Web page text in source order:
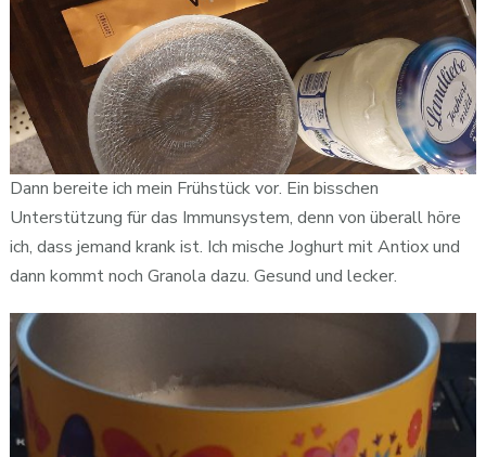
Dann bereite ich mein Frühstück vor. Ein bisschen
Unterstützung für das Immunsystem, denn von überall höre
ich, dass jemand krank ist. Ich mische Joghurt mit Antiox und
dann kommt noch Granola dazu. Gesund und lecker.